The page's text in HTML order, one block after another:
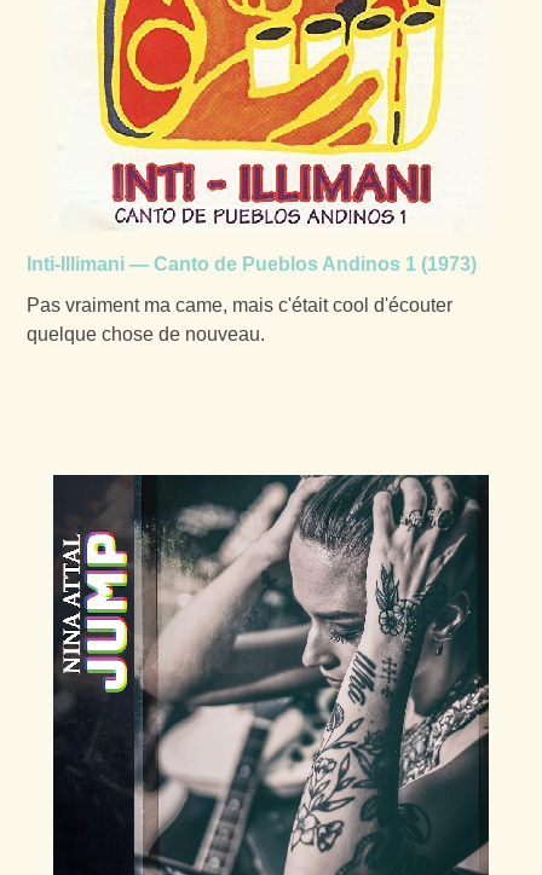
Inti-Illimani — Canto de Pueblos Andinos 1 (1973)
Pas vraiment ma came, mais c'était cool d'écouter
quelque chose de nouveau.